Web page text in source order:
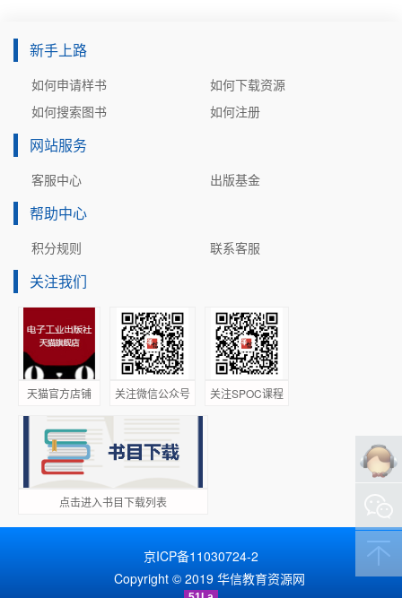
新手上路
如何申请样书
如何下载资源
如何搜索图书
如何注册
网站服务
客服中心 出版基金
帮助中心
积分规则 联系客服
关注我们
天猫官方店铺 关注微信公众号 关注SPOC课程
点击进入书目下载列表
京ICP备11030724-2
Copyright © 2019 华信教育资源网